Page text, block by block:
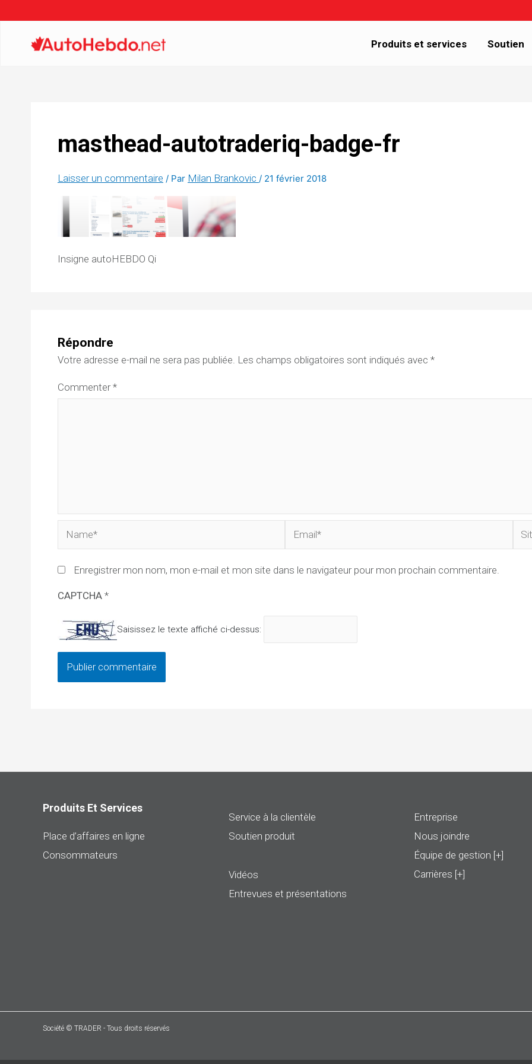
Produits et services Soutien
masthead-autotraderiq-badge-fr
Laisser un commentaire / Par Milan Brankovic / 21 février 2018
Insigne autoHEBDO Qi
Répondre
Votre adresse e-mail ne sera pas publiée. Les champs obligatoires sont indiqués avec *
Commenter*
Enregistrer mon nom, mon e-mail et mon site dans le navigateur pour mon prochain commentaire.
CAPTCHA *
Saisissez le texte affiché ci-dessus:
Produits Et Services
Place d’affaires en ligne
Consommateurs
Service à la clientèle
Soutien produit
Vidéos
Entrevues et présentations
Entreprise
Nous joindre
Équipe de gestion [+]
Carrières [+]
Société © TRADER - Tous droits réservés